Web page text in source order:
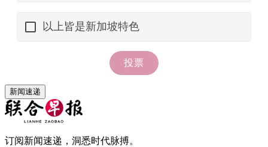
新闻速递
订阅新闻速递，洞悉时代脉搏。